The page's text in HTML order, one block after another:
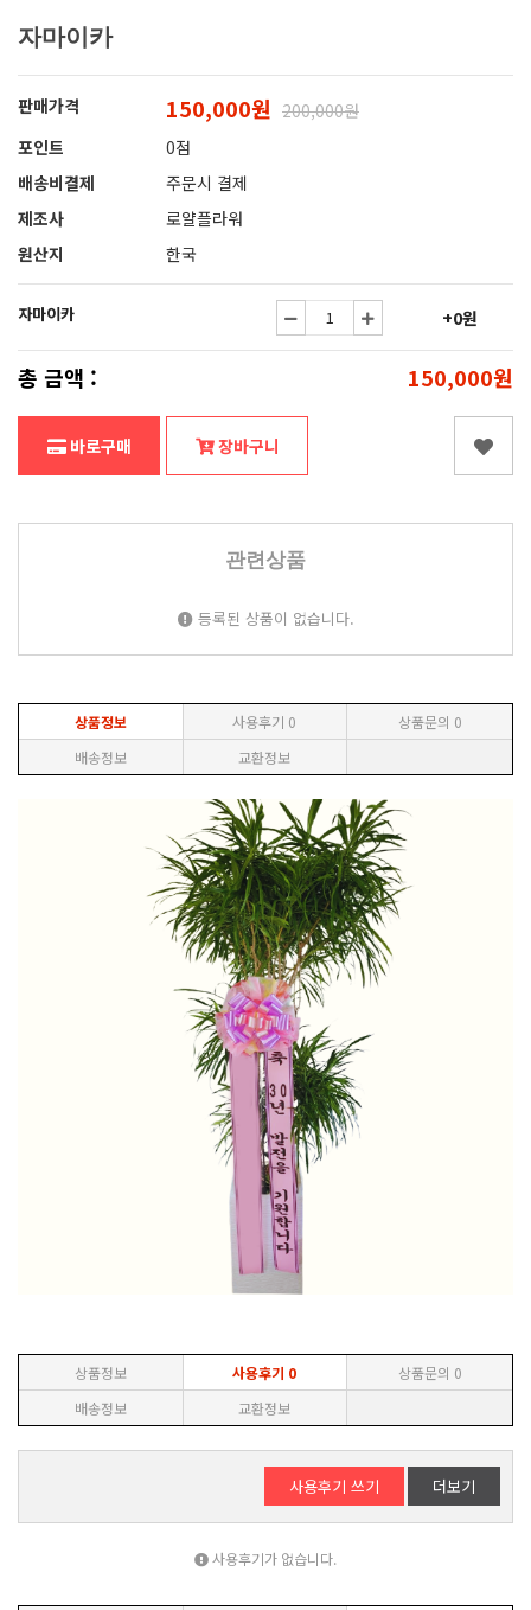
자마이카
판매가격 150,000원 200,000원
포인트
0점
배송비결제
주문시 결제
제조사
로얄플라워
원산지
한국
자마이카 +0원
총 금액 : 150,000원
바로구매 장바구니
관련상품
등록된 상품이 없습니다.
상품정보 사용후기 0 상품문의 0
배송정보
교환정보
상품정보 사용후기 0 상품문의 0
배송정보
교환정보
사용후기 쓰기 더보기
사용후기가 없습니다.